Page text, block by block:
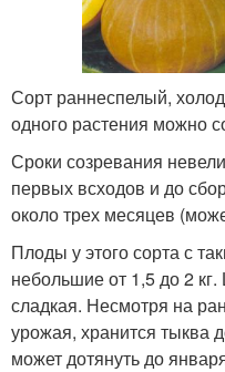
Сорт раннеспелый,
одного растения можно
Сроки созревания
первых всходов и до
около трех месяцев
Плоды у этого сорта с
небольшие от 1,5 до 2
сладкая. Несмотря на
урожая, хранится тыква
может дотянуть до